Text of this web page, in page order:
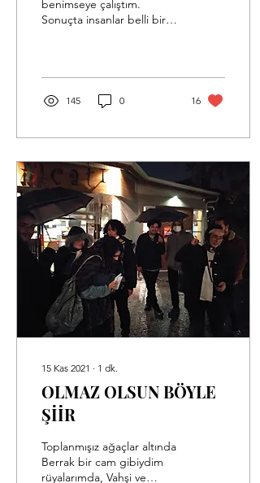
benimseye çalıştım.
Sonuçta insanlar belli bir
145 0 16
15 Kas 2021 ∙ 1 dk.
OLMAZ OLSUN BÖYLE
ŞİİR
Toplanmışız ağaçlar altında
Berrak bir cam gibiydim
rüyalarımda, Vahşi ve